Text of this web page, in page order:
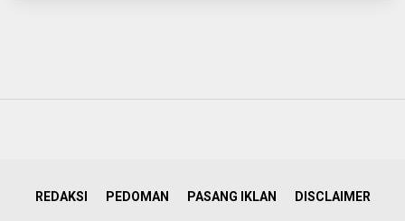
REDAKSI PEDOMAN PASANG IKLAN DISCLAIMER